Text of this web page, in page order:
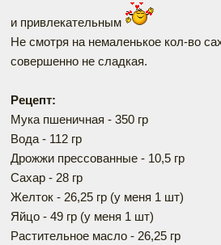
и привлекательным
Не смотря на немаленькое кол-во
совершенно не сладкая.
Рецепт:
Мука пшеничная - 350 гр
Вода - 112 гр
Дрожжи прессованные - 10,5 гр
Сахар - 28 гр
Желток - 26,25 гр (у меня 1 шт)
Яйцо - 49 гр (у меня 1 шт)
Растительное масло - 26,25 гр